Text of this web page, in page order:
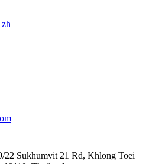
zh
22 Sukhumvit 21 Rd, Khlong Toei